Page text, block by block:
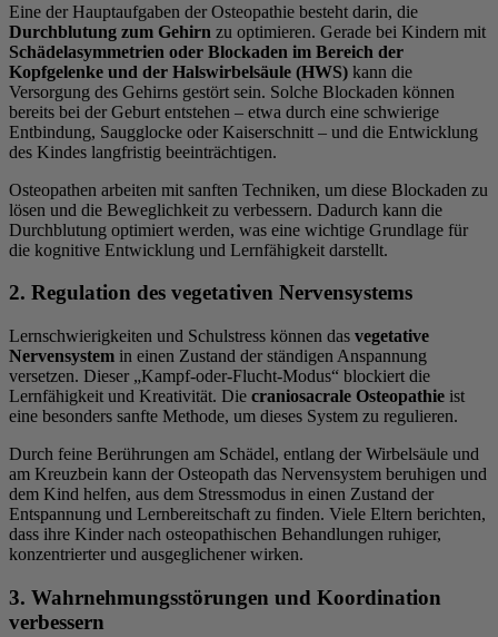
Eine der Hauptaufgaben der Osteopathie besteht darin, die
Durchblutung zum Gehirn zu optimieren. Gerade bei Kindern mit
Schädelasymmetrien oder Blockaden im Bereich der
Kopfgelenke und der Halswirbelsäule (HWS) kann die
Versorgung des Gehirns gestört sein. Solche Blockaden können
bereits bei der Geburt entstehen – etwa durch eine schwierige
Entbindung, Saugglocke oder Kaiserschnitt – und die Entwicklung
des Kindes langfristig beeinträchtigen.
Osteopathen arbeiten mit sanften Techniken, um diese Blockaden zu
lösen und die Beweglichkeit zu verbessern. Dadurch kann die
Durchblutung optimiert werden, was eine wichtige Grundlage für
die kognitive Entwicklung und Lernfähigkeit darstellt.
2. Regulation des vegetativen Nervensystems
Lernschwierigkeiten und Schulstress können das vegetative
Nervensystem in einen Zustand der ständigen Anspannung
versetzen. Dieser „Kampf-oder-Flucht-Modus“ blockiert die
Lernfähigkeit und Kreativität. Die craniosacrale Osteopathie ist
eine besonders sanfte Methode, um dieses System zu regulieren.
Durch feine Berührungen am Schädel, entlang der Wirbelsäule und
am Kreuzbein kann der Osteopath das Nervensystem beruhigen und
dem Kind helfen, aus dem Stressmodus in einen Zustand der
Entspannung und Lernbereitschaft zu finden. Viele Eltern berichten,
dass ihre Kinder nach osteopathischen Behandlungen ruhiger,
konzentrierter und ausgeglichener wirken.
3. Wahrnehmungsstörungen und Koordination
verbessern